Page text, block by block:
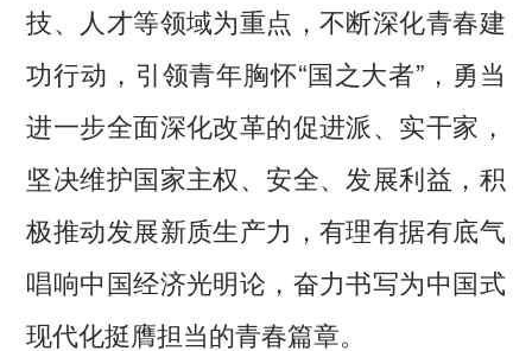
技、人才等领域为重点，不断深化青春建
功行动，引领青年胸怀“国之大者”，勇当
进一步全面深化改革的促进派、实干家，
坚决维护国家主权、安全、发展利益，积
极推动发展新质生产力，有理有据有底气
唱响中国经济光明论，奋力书写为中国式
现代化挺膺担当的青春篇章。